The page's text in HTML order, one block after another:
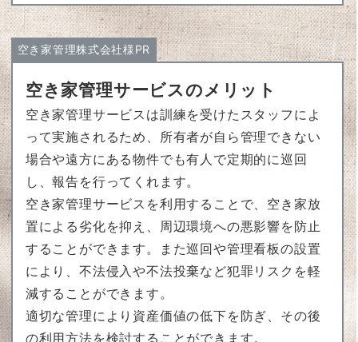
空き家管理株式会社様PR
空き家管理サービスのメリット
空き家管理サービスは訓練を受けたスタッフによ
って実施されるため、所有者が自ら管理できない
場合や遠方にある物件でも有人で定期的に巡回
し、報告を行ってくれます。
空き家管理サービスを利用することで、空き家放
置による劣化を抑え、周辺環境への悪影響を防止
することができます。また巡回や管理看板の設置
により、不法侵入や不法投棄など犯罪リスクを軽
減することができます。
適切な管理により資産価値の低下を防ぎ、その後
の利用方法を検討することができます。